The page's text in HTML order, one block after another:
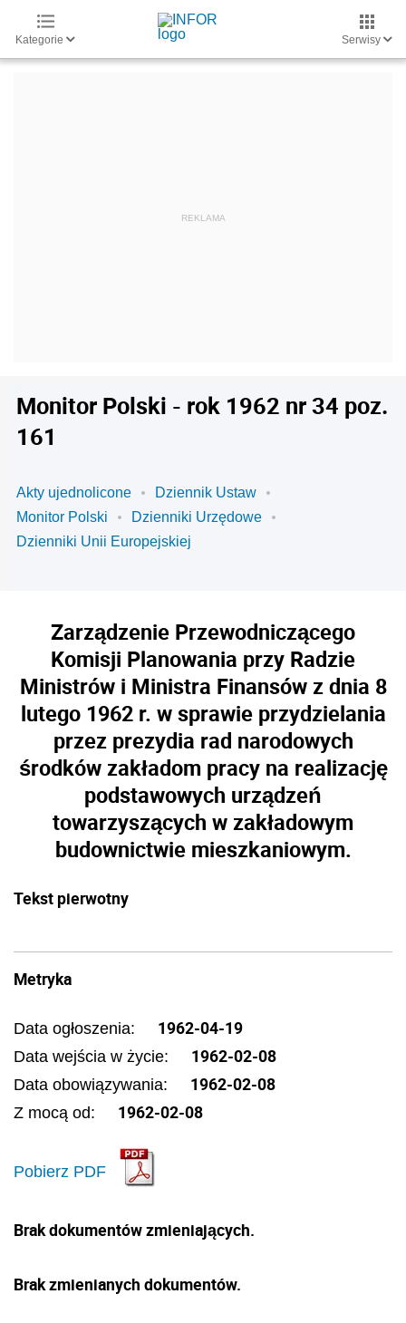
Kategorie Serwisy
Monitor Polski - rok 1962 nr 34 poz.
161
Akty ujednolicone
Dziennik Ustaw
Monitor Polski
Dzienniki Urzędowe
Dzienniki Unii Europejskiej
Zarządzenie Przewodniczącego
Komisji Planowania przy Radzie
Ministrów i Ministra Finansów z dnia 8
lutego 1962 r. w sprawie przydzielania
przez prezydia rad narodowych
środków zakładom pracy na realizację
podstawowych urządzeń
towarzyszących w zakładowym
budownictwie mieszkaniowym.
Tekst pierwotny
Metryka
Data ogłoszenia: 1962-04-19
Data wejścia w życie: 1962-02-08
Data obowiązywania: 1962-02-08
Z mocą od: 1962-02-08
Pobierz PDF
Brak dokumentów zmieniających.
Brak zmienianych dokumentów.